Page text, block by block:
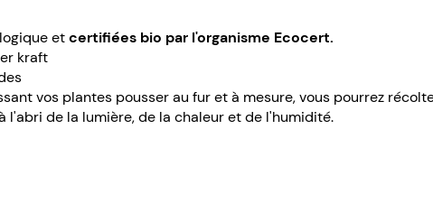
etcertifiées bio par l'organisme Ecocert.
kraft
vos plantes pousser au fur et à mesure, vous pourrez
l'abri de la lumière, de la chaleur et de l'humidité.